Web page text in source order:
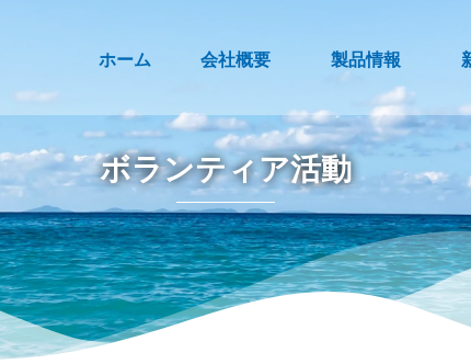
ホーム 会社概要 製品情報
ボランティア活動